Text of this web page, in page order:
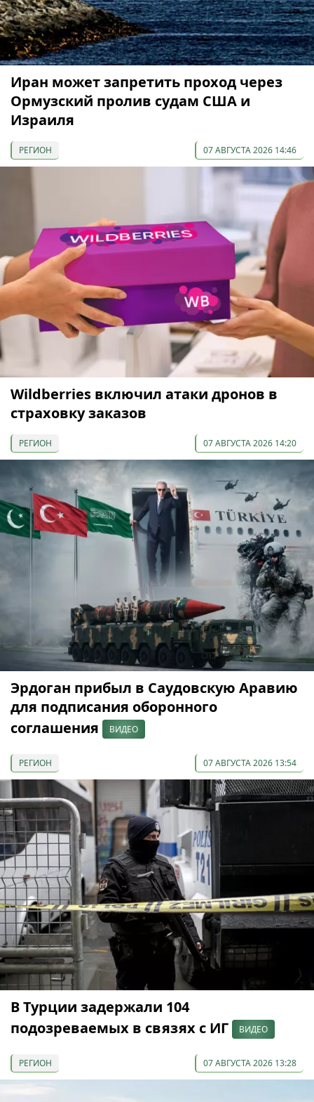
Иран может запретить проход через
Ормузский пролив судам США и
Израиля
РЕГИОН 07 АВГУСТА 2026 14:46
Wildberries включил атаки дронов в
страховку заказов
РЕГИОН 07 АВГУСТА 2026 14:20
Эрдоган прибыл в Саудовскую Аравию
для подписания оборонного
соглашения
ВИДЕО
РЕГИОН 07 АВГУСТА 2026 13:54
В Турции задержали 104
подозреваемых в связях с ИГ
ВИДЕО
РЕГИОН 07 АВГУСТА 2026 13:28